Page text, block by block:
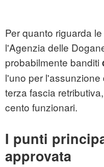
Per quanto riguarda
l'Agenzia delle
probabilmente banditi
l'uno per
terza fascia
cento funzionari.
I punti
approvata